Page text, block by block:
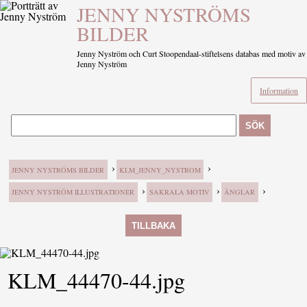
JENNY NYSTRÖMS
BILDER
Jenny Nyström och Curt Stoopendaal-stiftelsens databas med motiv av
Jenny Nyström
Information
SÖK
JENNY NYSTRÖMS BILDER › KLM_JENNY_NYSTROM ›
JENNY NYSTRÖM ILLUSTRATIONER › SAKRALA MOTIV › ÄNGLAR ›
TILLBAKA
KLM_44470-44.jpg